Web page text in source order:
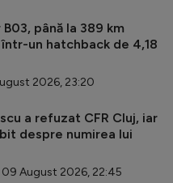
până la 389 km
un hatchback de 4,18
2026, 23:20
a refuzat CFR Cluj, iar
despre numirea lui
August 2026, 22:45